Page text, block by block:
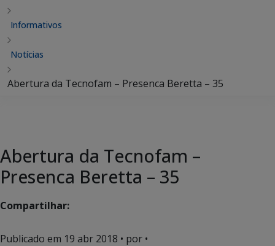
Informativos
Notícias
Abertura da Tecnofam – Presenca Beretta – 35
Abertura da Tecnofam –
Presenca Beretta – 35
Compartilhar:
Publicado em 19 abr 2018 • por •